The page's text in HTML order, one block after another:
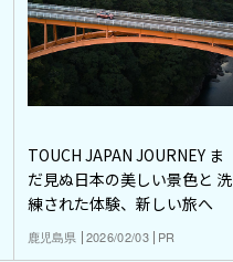
TOUCH JAPAN JOURNEY ま
だ見ぬ日本の美しい景色と 洗
練された体験、新しい旅へ
鹿児島県 2026/02/03 PR